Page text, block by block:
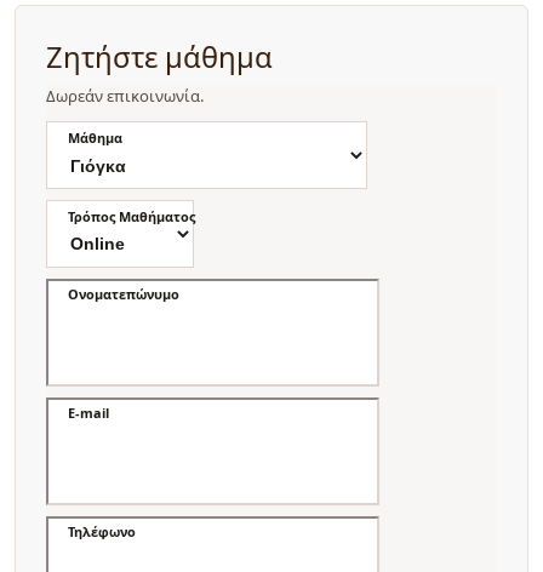
Ζητήστε μάθημα
Δωρεάν επικοινωνία.
Μάθημα
Τρόπος Μαθήματος
Ονοματεπώνυμο
E-mail
Τηλέφωνο